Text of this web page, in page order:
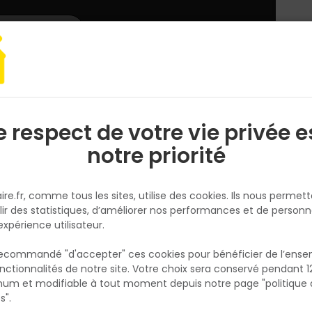
Parquet Kit de démarrage ELEGANT Bâton Rompu -
ALSAFLOORING
Kit de démarrage ELEGANT
Rompu - 560 Stromboli
Réf. 3512486008304
BR XLOCK GAMME ELEGANT - 2 triangles/lot
Voir plus
respect de votre vie privée
notre priorité
comme tous les sites, utilise des cookies. Ils nous
des statistiques, d’améliorer nos performances et de
utilisateur.
"d'accepter" ces cookies pour bénéficier de
de notre site. Votre choix sera conservé pendant
et modifiable à tout moment depuis notre page "politique